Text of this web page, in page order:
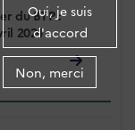
Oui, je suis
d'accord
Non, merci
du BTP :
2024